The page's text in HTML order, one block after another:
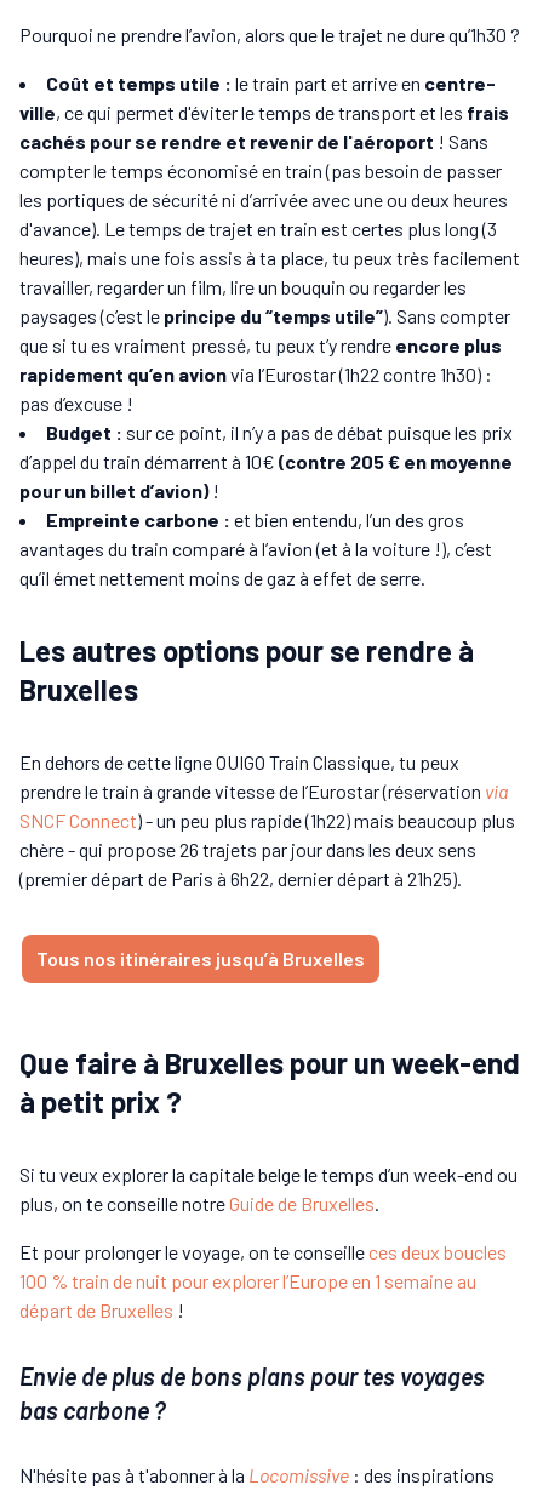
Pourquoi ne prendre l’avion, alors que le trajet ne dure qu’1h30 ?
Coût et temps utile : le train part et arrive en centre-
ville, ce qui permet d'éviter le temps de transport et les frais
cachés pour se rendre et revenir de l'aéroport ! Sans
compter le temps économisé en train (pas besoin de passer
les portiques de sécurité ni d’arrivée avec une ou deux heures
d'avance). Le temps de trajet en train est certes plus long (3
heures), mais une fois assis à ta place, tu peux très facilement
travailler, regarder un film, lire un bouquin ou regarder les
paysages (c’est le principe du “temps utile”). Sans compter
que si tu es vraiment pressé, tu peux t’y rendre encore plus
rapidement qu’en avionvia l’Eurostar (1h22 contre 1h30) :
pas d’excuse !
Budget : sur ce point, il n’y a pas de débat puisque les prix
d’appel du train démarrent à 10€ (contre 205 € en moyenne
pour un billet d’avion)!
Empreinte carbone : et bien entendu, l’un des gros
avantages du train comparé à l’avion (et à la voiture !), c’est
qu’il émet nettement moins de gaz à effet de serre.
Les autres options pour se rendre à
Bruxelles
En dehors de cette ligne OUIGO Train Classique, tu peux
prendre le train à grande vitesse de l’Eurostar (réservation via
SNCF Connect) - un peu plus rapide (1h22) mais beaucoup plus
chère - qui propose 26 trajets par jour dans les deux sens
(premier départ de Paris à 6h22, dernier départ à 21h25).
Tous nos itinéraires jusqu’à Bruxelles
Que faire à Bruxelles pour un week-end
à petit prix ?
Si tu veux explorer la capitale belge le temps d’un week-end ou
plus, on te conseille notreGuide de Bruxelles.
Et pour prolonger le voyage, on te conseille ces deux boucles
100 % train de nuit pour explorer l’Europe en 1 semaine au
départ de Bruxelles !
Envie de plus de bons plans pour tes voyages
bas carbone ?
N'hésite pas à t'abonner à la Locomissive : des inspirations